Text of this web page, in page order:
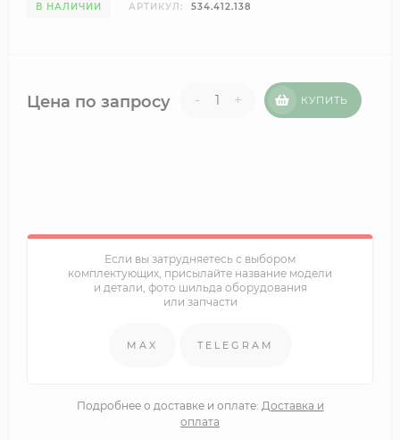
В НАЛИЧИИ АРТИКУЛ: 534.412.138
Цена по запросу - + КУПИТЬ
Если вы затрудняетесь с выбором
комплектующих, присылайте название модели
и детали, фото шильда оборудования
или запчасти
MAX TELEGRAM
Подробнее о доставке и оплате: Доставка и
оплата